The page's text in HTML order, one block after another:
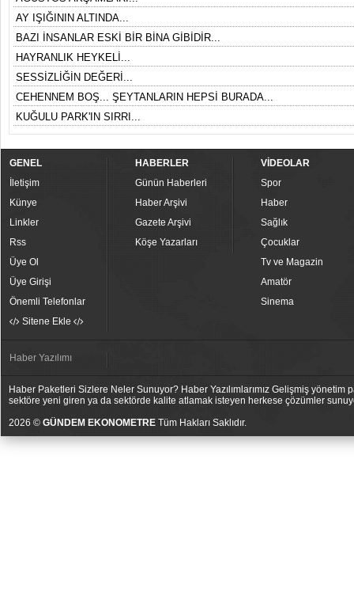
AY IŞIĞININ ALTINDA...
BAZI İNSANLAR ESKİ BİR BİNA GİBİDİR...
HAYRANLIK HEYKELİ...
SESSİZLİĞİN DEĞERİ...
CEHENNEM BOŞ... ŞEYTANLARIN HEPSİ BURADA...
KUĞULU PARK'IN SIRRI...
GENEL
İletişim
Künye
Linkler
Rss
Üye Ol
Üye Girişi
Önemli Telefonlar
Sitene Ekle
HABERLER
Günün Haberleri
Haber Arşivi
Gazete Arşivi
Köşe Yazarları
VİDEOLAR
Spor
Haber
Sağlık
Çocuklar
Tv ve Magazin
Amatör
Sinema
Haber Yazılımı
Haber Paketleri Sizlere Neler Sunuyor? Haber Yazılımlarımız Gelişmiş
sektöre yeni giren ya da sektörde kalite atlamak isteyen herkese çözümler
2026 © GÜNDEM EKONOMETRE Tüm Hakları Saklıdır.